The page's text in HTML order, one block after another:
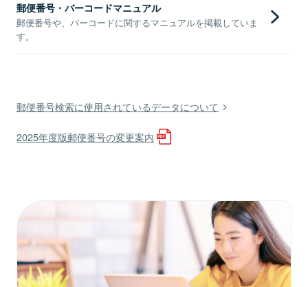
郵便番号・バーコードマニュアル
郵便番号や、バーコードに関するマニュアルを掲載していま
す。
郵便番号検索に使用されているデータについて
2025年度版郵便番号の変更案内